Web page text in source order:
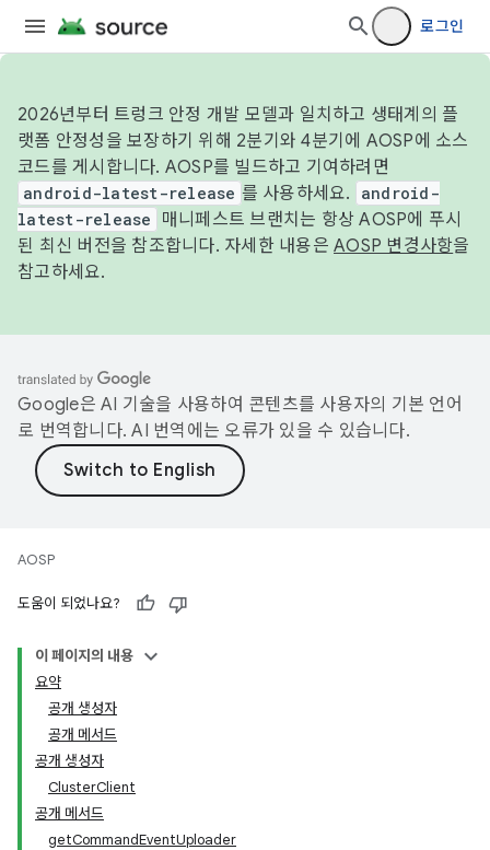
로그인
2026년부터 트렁크 안정 개발 모델과 일치하고 생태계의 플
랫폼 안정성을 보장하기 위해 2분기와 4분기에 AOSP에 소스
코드를 게시합니다. AOSP를 빌드하고 기여하려면
android-latest-release 를 사용하세요.
android-
latest-release
매니페스트 브랜치는 항상 AOSP에 푸시
된 최신 버전을 참조합니다. 자세한 내용은 AOSP 변경사항을
참고하세요.
Google은 AI 기술을 사용하여 콘텐츠를 사용자의 기본 언어
로 번역합니다. AI 번역에는 오류가 있을 수 있습니다.
AOSP
도움이 되었나요?
이 페이지의 내용
요약
공개 생성자
공개 메서드
공개 생성자
ClusterClient
공개 메서드
getCommandEventUploader